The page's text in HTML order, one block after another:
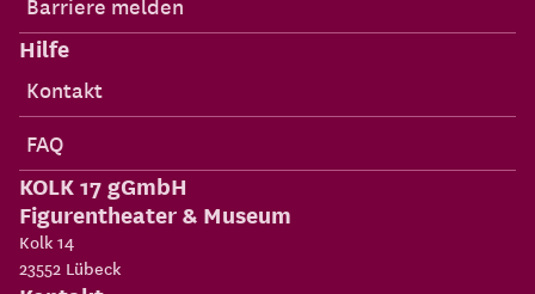
Hilfe
Kontakt
FAQ
KOLK 17 gGmbH
Figurentheater & Museum
Kolk 14
23552 Lübeck